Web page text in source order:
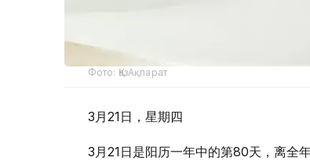
Фото: ҚазАқпарат
3月21日，星期四
3月21日是阳历一年中的第80天，离全